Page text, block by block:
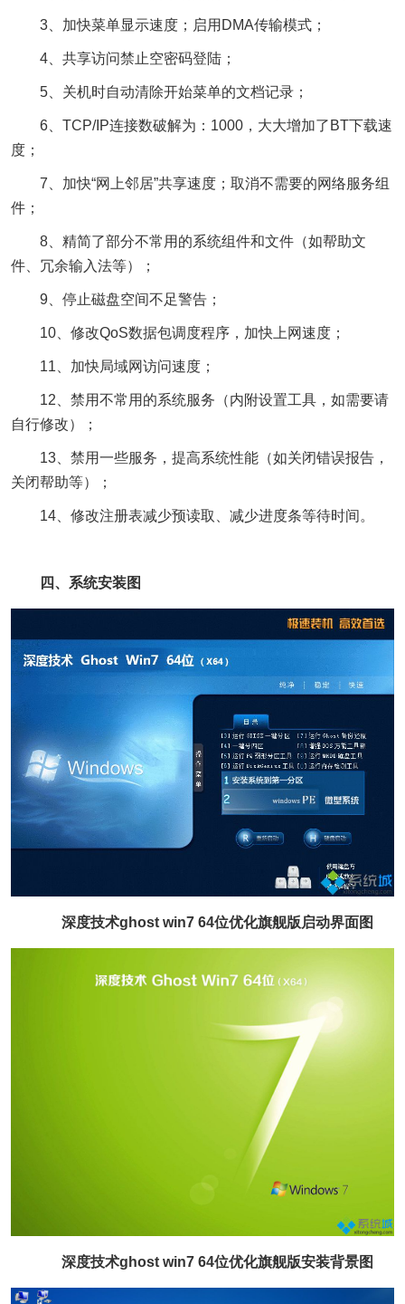
3、加快菜单显示速度；启用DMA传输模式；
4、共享访问禁止空密码登陆；
5、关机时自动清除开始菜单的文档记录；
6、TCP/IP连接数破解为：1000，大大增加了BT下载速
度；
7、加快“网上邻居”共享速度；取消不需要的网络服务组
件；
8、精简了部分不常用的系统组件和文件（如帮助文
件、冗余输入法等）；
9、停止磁盘空间不足警告；
10、修改QoS数据包调度程序，加快上网速度；
11、加快局域网访问速度；
12、禁用不常用的系统服务（内附设置工具，如需要请
自行修改）；
13、禁用一些服务，提高系统性能（如关闭错误报告，
关闭帮助等）；
14、修改注册表减少预读取、减少进度条等待时间。
四、系统安装图
深度技术ghost win7 64位优化旗舰版启动界面图
深度技术ghost win7 64位优化旗舰版安装背景图